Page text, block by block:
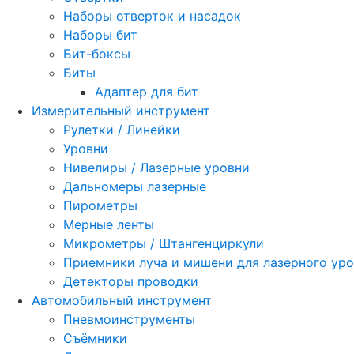
Наборы отверток и насадок
Наборы бит
Бит-боксы
Биты
Адаптер для бит
Измерительный инструмент
Рулетки / Линейки
Уровни
Нивелиры / Лазерные уровни
Дальномеры лазерные
Пирометры
Мерные ленты
Микрометры / Штангенциркули
Приемники луча и мишени для лазерного
Детекторы проводки
Автомобильный инструмент
Пневмоинструменты
Съёмники